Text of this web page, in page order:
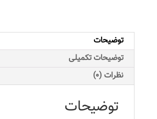
لیتر
رنگ
قهوه
ای
زیتونی
عدد
توضیحات
توضیحات تکمیلی
نظرات (0)
توضیحات